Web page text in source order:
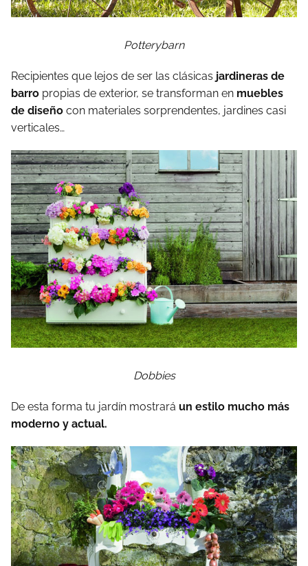
Potterybarn
Recipientes que lejos de ser las clásicas jardineras de
barro propias de exterior, se transforman en muebles
de diseño con materiales sorprendentes, jardines casi
verticales…
Dobbies
De esta forma tu jardín mostrará un estilo mucho más
moderno y actual.